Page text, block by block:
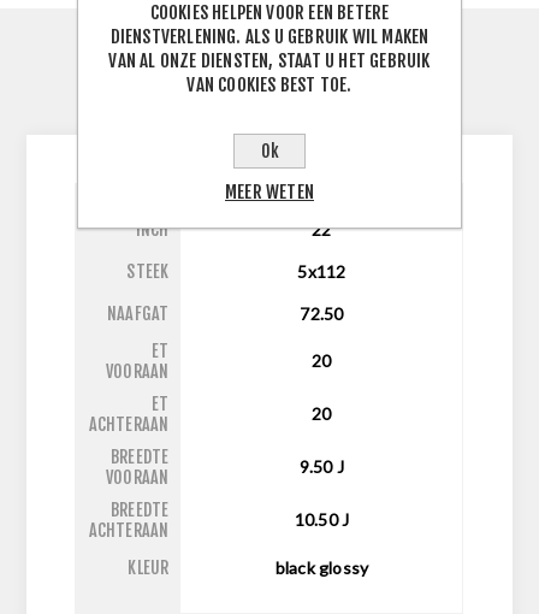
SPECIFICATIES
INCH 22
STEEK 5x112
NAAFGAT
72.50
ET
VOORAAN
20
ET
ACHTERAAN
20
BREEDTE
VOORAAN
9.50J
BREEDTE
ACHTERAAN
10.50J
KLEUR black glossy
COOKIES HELPEN VOOR EEN BETERE
DIENSTVERLENING. ALS U GEBRUIK WIL MAKEN
VAN AL ONZE DIENSTEN, STAAT U HET GEBRUIK
VAN COOKIES BEST TOE.
Ok
MEER WETEN